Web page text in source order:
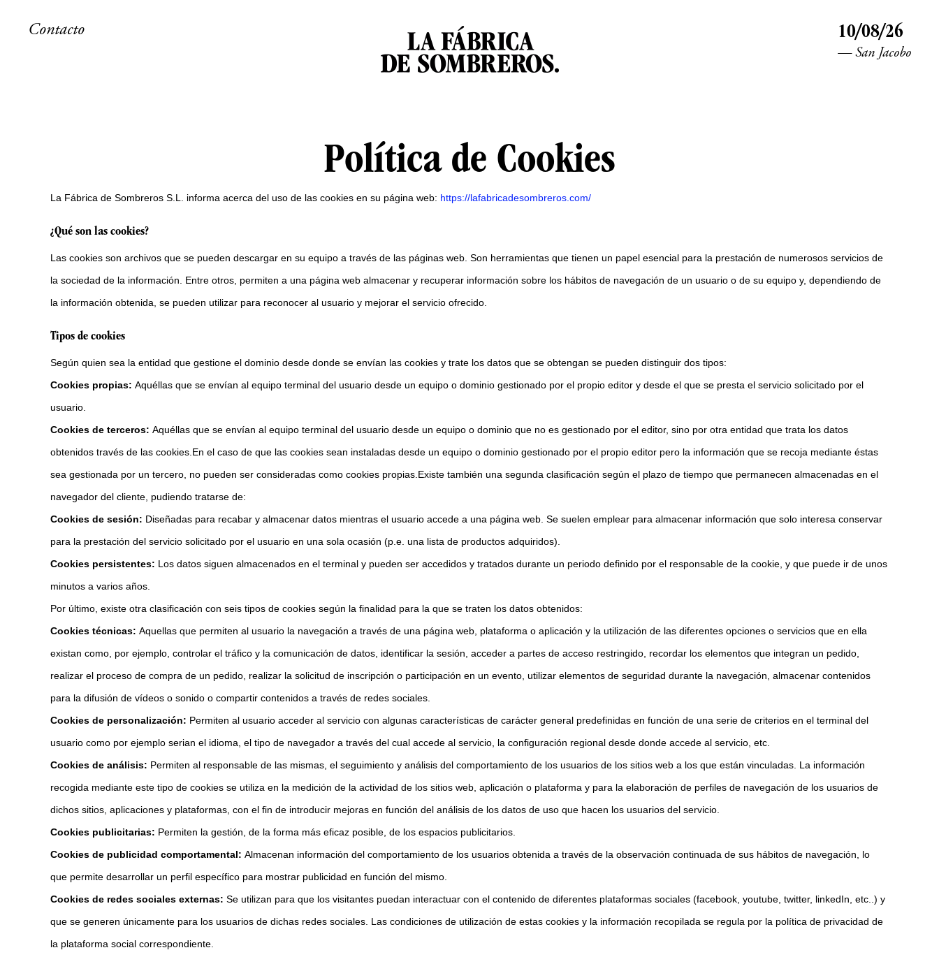
Contacto 10/08/26
— San Jacobo
Política de Cookies
La Fábrica de Sombreros S.L. informa acerca del uso de las cookies en su página web: https://lafabricadesombreros.com/
¿Qué son las cookies?
Las cookies son archivos que se pueden descargar en su equipo a través de las páginas web. Son herramientas que tienen un papel esencial para la prestación de numerosos servicios de
la sociedad de la información. Entre otros, permiten a una página web almacenar y recuperar información sobre los hábitos de navegación de un usuario o de su equipo y, dependiendo de
la información obtenida, se pueden utilizar para reconocer al usuario y mejorar el servicio ofrecido.
Tipos de cookies
Según quien sea la entidad que gestione el dominio desde donde se envían las cookies y trate los datos que se obtengan se pueden distinguir dos tipos:
Cookies propias: Aquéllas que se envían al equipo terminal del usuario desde un equipo o dominio gestionado por el propio editor y desde el que se presta el servicio solicitado por el
usuario.
Cookies de terceros: Aquéllas que se envían al equipo terminal del usuario desde un equipo o dominio que no es gestionado por el editor, sino por otra entidad que trata los datos
obtenidos través de las cookies.En el caso de que las cookies sean instaladas desde un equipo o dominio gestionado por el propio editor pero la información que se recoja mediante éstas
sea gestionada por un tercero, no pueden ser consideradas como cookies propias.Existe también una segunda clasificación según el plazo de tiempo que permanecen almacenadas en el
navegador del cliente, pudiendo tratarse de:
Cookies de sesión: Diseñadas para recabar y almacenar datos mientras el usuario accede a una página web. Se suelen emplear para almacenar información que solo interesa conservar
para la prestación del servicio solicitado por el usuario en una sola ocasión (p.e. una lista de productos adquiridos).
Cookies persistentes: Los datos siguen almacenados en el terminal y pueden ser accedidos y tratados durante un periodo definido por el responsable de la cookie, y que puede ir de unos
minutos a varios años.
Por último, existe otra clasificación con seis tipos de cookies según la finalidad para la que se traten los datos obtenidos:
Cookies técnicas: Aquellas que permiten al usuario la navegación a través de una página web, plataforma o aplicación y la utilización de las diferentes opciones o servicios que en ella
existan como, por ejemplo, controlar el tráfico y la comunicación de datos, identificar la sesión, acceder a partes de acceso restringido, recordar los elementos que integran un pedido,
realizar el proceso de compra de un pedido, realizar la solicitud de inscripción o participación en un evento, utilizar elementos de seguridad durante la navegación, almacenar contenidos
para la difusión de vídeos o sonido o compartir contenidos a través de redes sociales.
Cookies de personalización: Permiten al usuario acceder al servicio con algunas características de carácter general predefinidas en función de una serie de criterios en el terminal del
usuario como por ejemplo serian el idioma, el tipo de navegador a través del cual accede al servicio, la configuración regional desde donde accede al servicio, etc.
Cookies de análisis: Permiten al responsable de las mismas, el seguimiento y análisis del comportamiento de los usuarios de los sitios web a los que están vinculadas. La información
recogida mediante este tipo de cookies se utiliza en la medición de la actividad de los sitios web, aplicación o plataforma y para la elaboración de perfiles de navegación de los usuarios de
dichos sitios, aplicaciones y plataformas, con el fin de introducir mejoras en función del análisis de los datos de uso que hacen los usuarios del servicio.
Cookies publicitarias: Permiten la gestión, de la forma más eficaz posible, de los espacios publicitarios.
Cookies de publicidad comportamental: Almacenan información del comportamiento de los usuarios obtenida a través de la observación continuada de sus hábitos de navegación, lo
que permite desarrollar un perfil específico para mostrar publicidad en función del mismo.
Cookies de redes sociales externas: Se utilizan para que los visitantes puedan interactuar con el contenido de diferentes plataformas sociales (facebook, youtube, twitter, linkedIn, etc..) y
que se generen únicamente para los usuarios de dichas redes sociales. Las condiciones de utilización de estas cookies y la información recopilada se regula por la política de privacidad de
la plataforma social correspondiente.